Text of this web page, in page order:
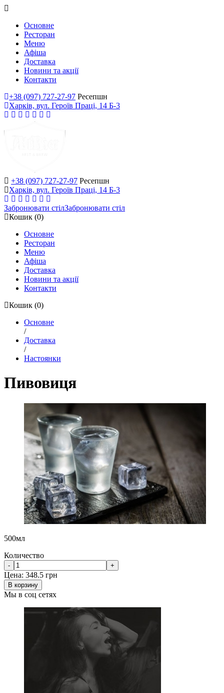
Основне
Ресторан
Меню
Афіша
Доставка
Новини та акції
Контакти
+38 (097) 727-27-97 Ресепшн
Харків, вул. Героїв Праці, 14 Б-3
+38 (097) 727-27-97 Ресепшн
Харків, вул. Героїв Праці, 14 Б-3
Забронювати стілЗабронювати стіл
Кошик (0)
Основне
Ресторан
Меню
Афіша
Доставка
Новини та акції
Контакти
Кошик (0)
Основне
/
Доставка
/
Настоянки
Пивовиця
500мл
Количество
- +
Цена: 348.5 грн
В корзину
Мы в соц сетях